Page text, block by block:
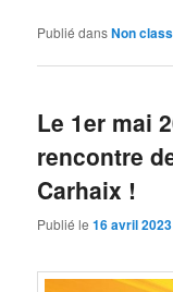
Publié dansNon
Le 1er mai
rencontre
Carhaix !
Publié le16 avril 2023